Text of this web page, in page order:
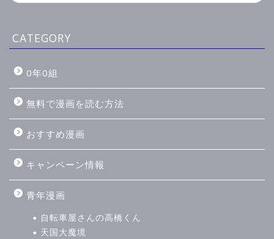
CATEGORY
0年0組
無料で漫画を読む方法
おすすめ漫画
キャンペーン情報
青年漫画
自転車屋さんの高橋くん
天国大魔境